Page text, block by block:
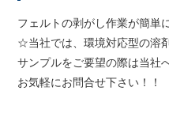
フェルトの剥がし作業が簡単
☆当社では、環境対応型の溶
サンプルをご要望の際は当社
お気軽にお問合せ下さい！！